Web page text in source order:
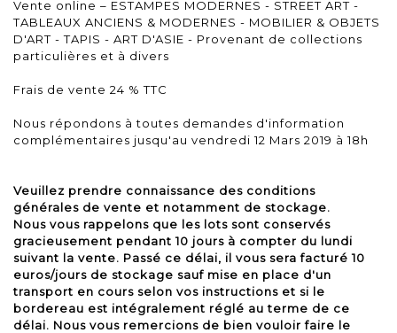
Vente online – ESTAMPES MODERNES - STREET ART -
TABLEAUX ANCIENS & MODERNES - MOBILIER & OBJETS
D'ART - TAPIS - ART D'ASIE - Provenant de collections
particulières et à divers
Frais de vente 24 % TTC
Nous répondons à toutes demandes d'information
complémentaires jusqu'au vendredi 12 Mars 2019 à 18h
Veuillez prendre connaissance des conditions
générales de vente et notamment de stockage.
Nous vous rappelons que les lots sont conservés
gracieusement pendant 10 jours à compter du lundi
suivant la vente. Passé ce délai, il vous sera facturé 10
euros/jours de stockage sauf mise en place d'un
transport en cours selon vos instructions et si le
bordereau est intégralement réglé au terme de ce
délai. Nous vous remercions de bien vouloir faire le